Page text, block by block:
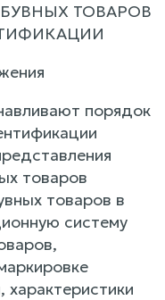
ТОВАРОВ
порядок
товаров
товаров в
систему